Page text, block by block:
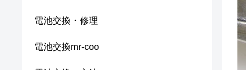
電池交換・修理
電池交換mr-coo